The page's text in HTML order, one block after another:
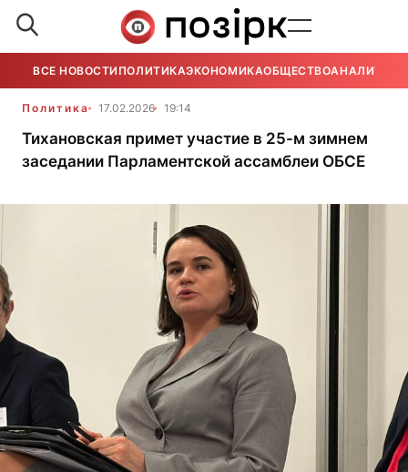
ВСЕ НОВОСТИ ПОЛИТИКАЭКОНОМИКАОБЩЕСТВОАНАЛИТИКА
Политика 17.02.2026 19:14
Тихановская примет участие в 25-м зимнем
заседании Парламентской ассамблеи ОБСЕ